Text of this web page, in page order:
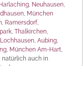
Harlaching, Neuhausen,
, München
, Ramersdorf,
,Thalkirchen,
Lochhausen,Aubing,
, München Am-Hart,
natürlich auch in